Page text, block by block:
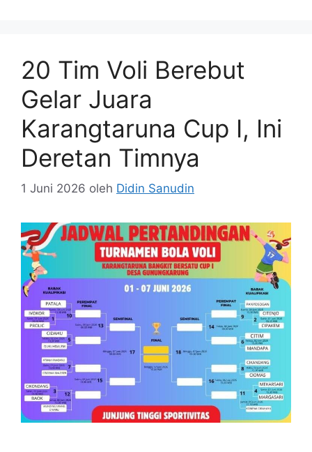
20 Tim Voli Berebut
Gelar Juara
Karangtaruna Cup I, Ini
Deretan Timnya
1 Juni 2026 oleh Didin Sanudin